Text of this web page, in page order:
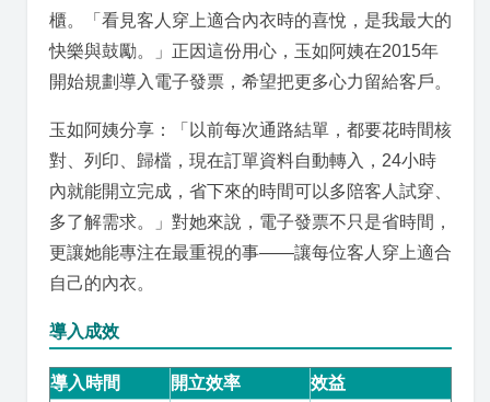
櫃。「看見客人穿上適合內衣時的喜悅，是我最大的
快樂與鼓勵。」正因這份用心，玉如阿姨在2015年
開始規劃導入電子發票，希望把更多心力留給客戶。
玉如阿姨分享：「以前每次通路結單，都要花時間核
對、列印、歸檔，現在訂單資料自動轉入，24小時
內就能開立完成，省下來的時間可以多陪客人試穿、
多了解需求。」對她來說，電子發票不只是省時間，
更讓她能專注在最重視的事——讓每位客人穿上適合
自己的內衣。
導入成效
導入時間 開立效率
效益